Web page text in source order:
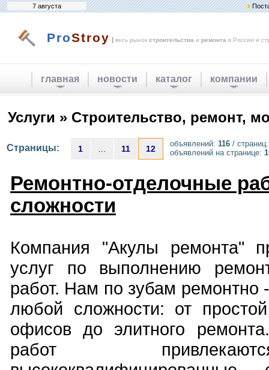
7 августа
ProStroy | весь рынок строительства и ремонта в России и
главная новости каталог компании
Услуги » Строительство, ремонт,
Страницы: 1 11 12
объявлений: 116 /
объявлений на странице:
Ремонтно-отделочные
сложности
Компания "Акулы ремонта"
услуг по выполнению
работ. Нам по зубам ремонтно
любой сложности: от
офисов до элитного
работ